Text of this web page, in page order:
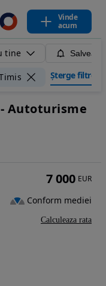
Vinde
acum
tine
Șterge filtrele
Autoturisme
7 000 EUR
Conform mediei
Calculeaza rata